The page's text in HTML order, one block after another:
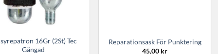
16Gr (2St) Tec
Gängad
Reparationsask För Punktering
45,00 kr